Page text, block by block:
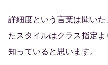
詳細度という言葉は聞い
たスタイルはクラス指定
知っていると思います。